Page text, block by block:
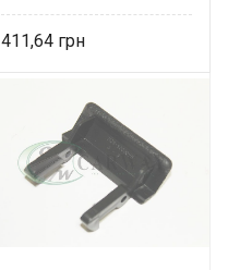
411,64